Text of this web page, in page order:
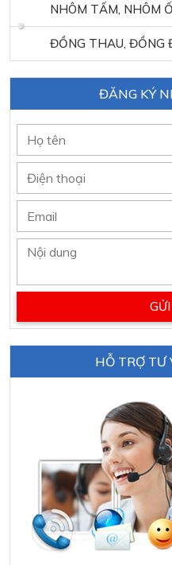
NHÔM TẤM, NHÔM
ĐỒNG THAU, ĐỒNG
ĐĂNG KÝ
HỖ TRỢ TƯ